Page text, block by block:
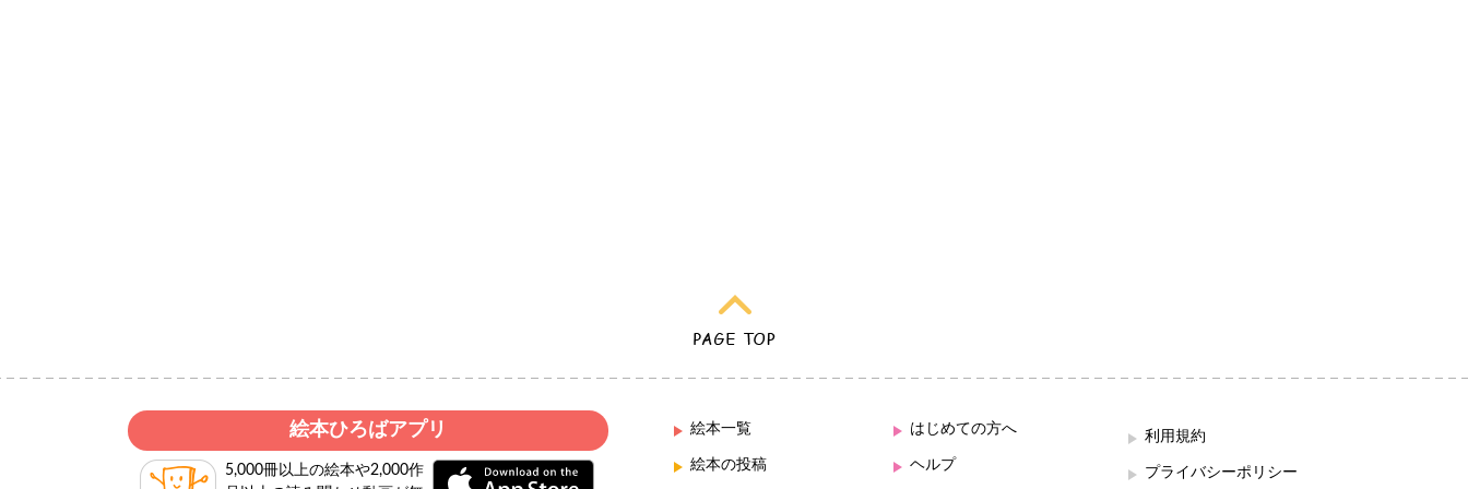
絵本ひろばアプリ
5,000冊以上の絵本や2,000作
絵本一覧
絵本の投稿
はじめての方へ
ヘルプ
利用規約
プライバシーポリシー